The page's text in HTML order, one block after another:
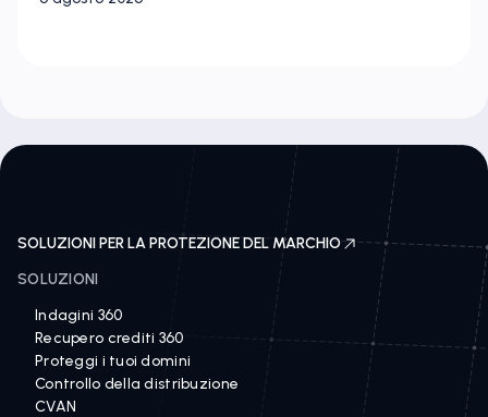
SOLUZIONI PER LA PROTEZIONE DEL MARCHIO
SOLUZIONI
Indagini 360
Recupero crediti 360
Proteggi i tuoi domini
Controllo della distribuzione
CVAN